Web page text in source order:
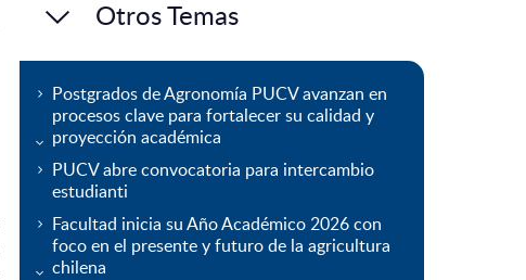
Otros Temas
Postgrados de Agronomía PUCV avanzan en
procesos clave para fortalecer su calidad y
proyección académica
PUCV abre convocatoria para intercambio
estudianti
Facultad inicia su Año Académico 2026 con
foco en el presente y futuro de la agricultura
chilena